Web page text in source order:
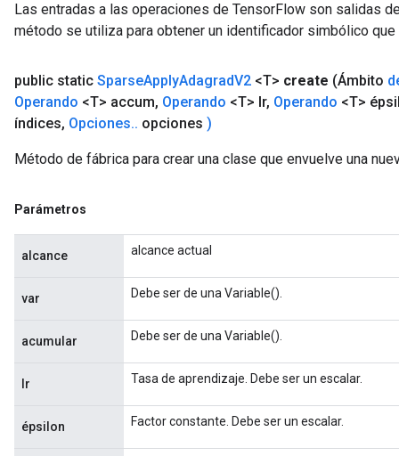
Las entradas a las operaciones de TensorFlow son salidas
método se utiliza para obtener un identificador simbólico
public static SparseApplyAdagradV2 <T> create (Ámbito
Operando <T> accum, Operando <T> lr, Operando <T>
índices, Opciones.. opciones )
Método de fábrica para crear una clase que envuelve una
Parámetros
alcance alcance actual
var Debe ser de una Variable().
acumular Debe ser de una Variable().
lr Tasa de aprendizaje. Debe ser un escalar.
épsilon Factor constante. Debe ser un escalar.